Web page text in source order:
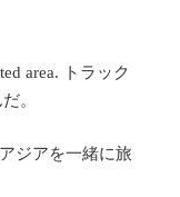
area.
トラック
。
アを一緒に旅